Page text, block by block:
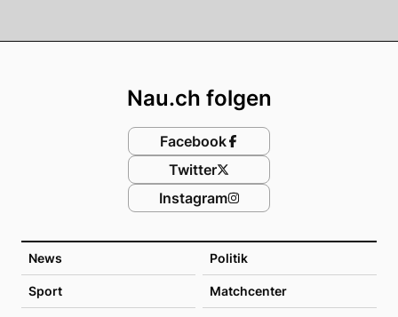
News Politik
Sport Matchcenter
Nau.ch folgen
Facebook
Twitter
Instagram